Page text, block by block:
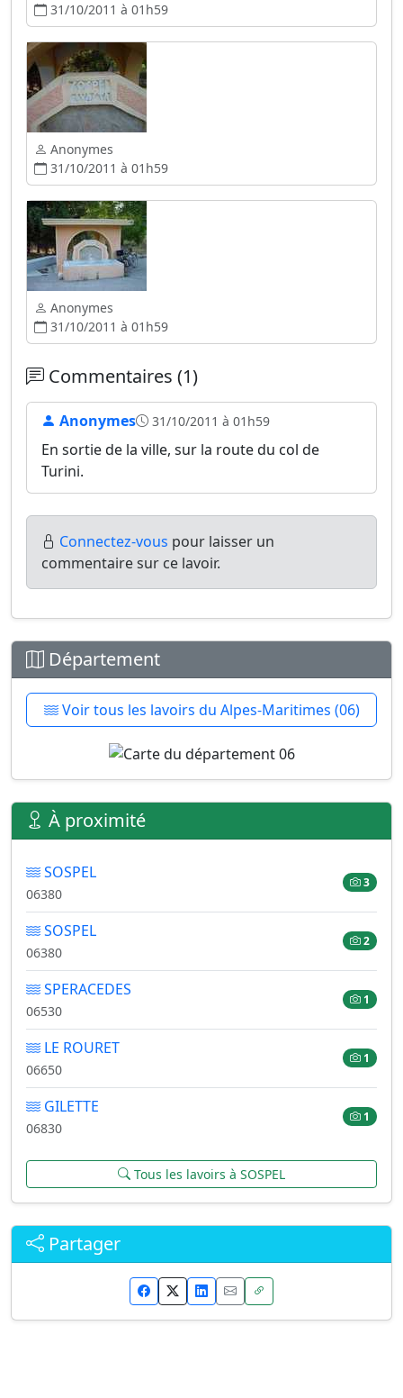
31/10/2011 à 01h59
Anonymes
31/10/2011 à 01h59
Anonymes
31/10/2011 à 01h59
Commentaires (1)
Anonymes 31/10/2011 à 01h59
En sortie de la ville, sur la route du col de
Turini.
Connectez-vous pour laisser un
commentaire sur ce lavoir.
Département
Voir tous les lavoirs du Alpes-Maritimes (06)
À proximité
SOSPEL
06380
3
SOSPEL
06380
2
SPERACEDES
06530
1
LE ROURET
06650
1
GILETTE
06830
1
Tous les lavoirs à SOSPEL
Partager